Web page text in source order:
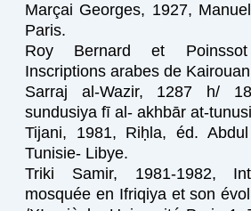
Marçai Georges, 1927,
Paris.
Roy Bernard et
Inscriptions arabes de
Sarraj al-Wazir, 1287 h/
sundusiya fī al- akhbār at-
Tijani, 1981, Riḥla, éd.
Tunisie- Libye.
Triki Samir, 1981-1982,
mosquée en Ifriqiya et son